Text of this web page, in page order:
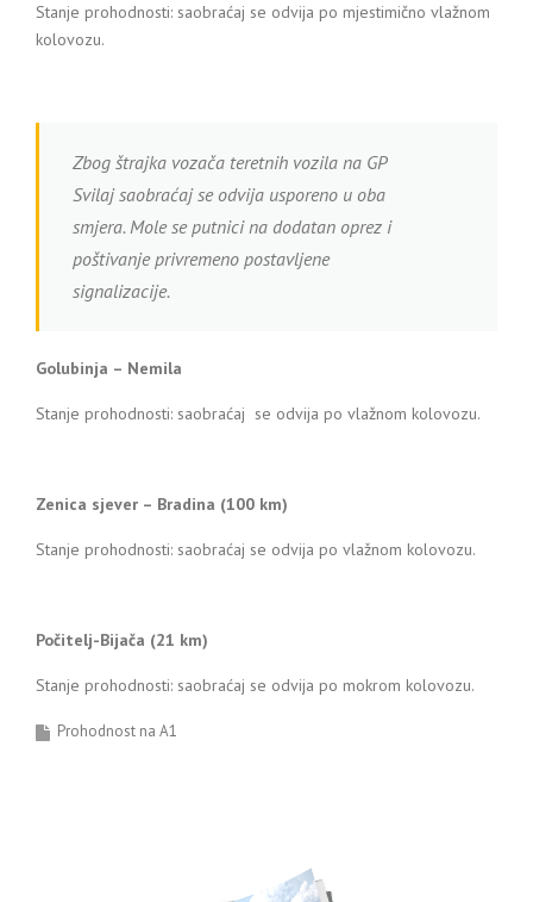
Stanje prohodnosti: saobraćaj se odvija po mjestimično vlažnom
kolovozu.
Zbog štrajka vozača teretnih vozila na GP
Svilaj saobraćaj se odvija usporeno u oba
smjera. Mole se putnici na dodatan oprez i
poštivanje privremeno postavljene
signalizacije.
Golubinja – Nemila
Stanje prohodnosti: saobraćaj se odvija po vlažnom kolovozu.
Zenica sjever – Bradina (100 km)
Stanje prohodnosti: saobraćaj se odvija po vlažnom kolovozu.
Počitelj-Bijača (21 km)
Stanje prohodnosti: saobraćaj se odvija po mokrom kolovozu.
Prohodnost na A1